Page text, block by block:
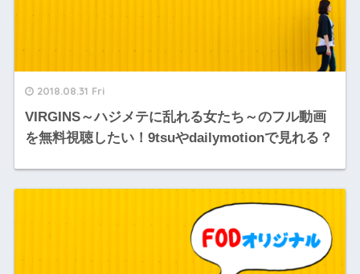
2018.08.31 Fri
VIRGINS～ハジメテに乱れる女たち～のフル動画
を無料視聴したい！9tsuやdailymotionで見れる？